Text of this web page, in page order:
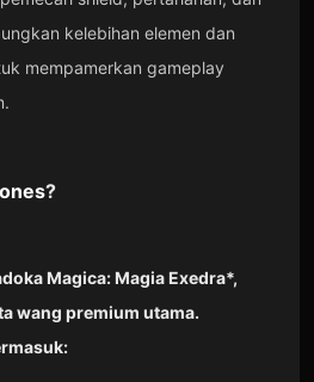
kelebihan elemen dan
mempamerkan gameplay
?
Magica: Magia Exedra*,
wang premium utama.